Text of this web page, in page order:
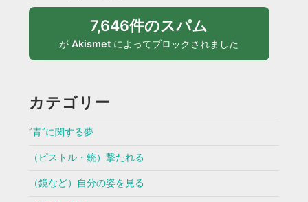
7,646件のスパム
がAkismet によってブロックされました
カテゴリー
”青”に関する夢
（ピストル・銃）撃たれる
（鏡など）自分の姿を見る